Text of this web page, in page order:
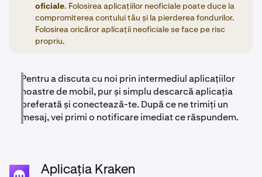
oficiale. Folosirea aplicațiilor neoficiale poate duce la
compromiterea contului tău și la pierderea fondurilor.
Folosirea oricăror aplicații neoficiale se face pe risc
propriu.
Pentru a discuta cu noi prin intermediul aplicațiilor
noastre de mobil, pur și simplu descarcă aplicația
preferată și conectează-te. După ce ne trimiți un
mesaj, vei primi o notificare imediat ce răspundem.
Aplicația Kraken